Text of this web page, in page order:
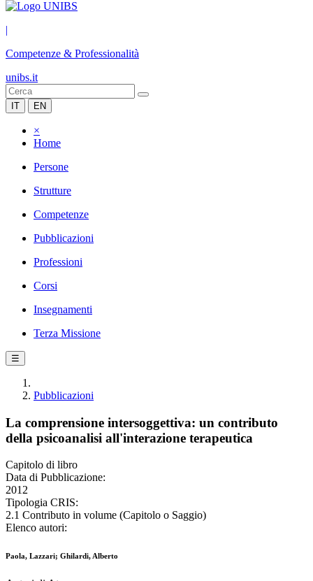
|
Competenze & Professionalità
unibs.it
IT EN
×
Home
Persone
Strutture
Competenze
Pubblicazioni
Professioni
Corsi
Insegnamenti
Terza Missione
☰
Pubblicazioni
La comprensione intersoggettiva: un contributo
della psicoanalisi all'interazione terapeutica
Capitolo di libro
Data di Pubblicazione:
2012
Tipologia CRIS:
2.1 Contributo in volume (Capitolo o Saggio)
Elenco autori:
Paola, Lazzari; Ghilardi, Alberto